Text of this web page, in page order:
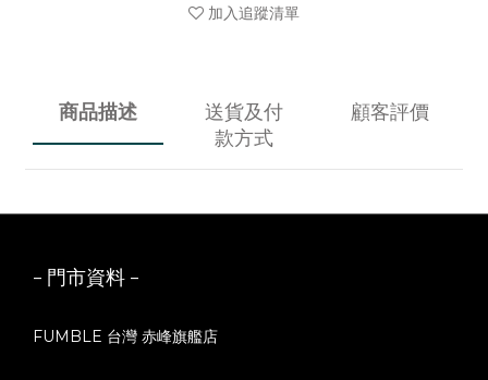
加入追蹤清單
商品描述
送貨及付
款方式
顧客評價
- 門市資料 -
FUMBLE 台灣 赤峰旗艦店